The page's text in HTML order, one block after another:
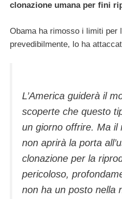
clonazione umana per fini
Obama ha rimosso i limiti per
prevedibilmente, lo ha
L’America guiderà il
scoperte che questo
un giorno offrire. Ma il
non aprirà la porta
clonazione per la
pericoloso,
non ha un posto nella